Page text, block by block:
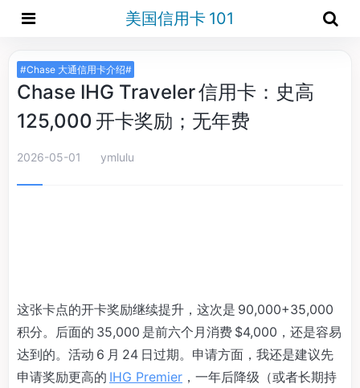
美国信用卡 101
#Chase 大通信用卡介绍#
Chase IHG Traveler 信用卡：史高
125,000 开卡奖励；无年费
2026-05-01 ymlulu
这张卡点的开卡奖励继续提升，这次是 90,000+35,000
积分。后面的 35,000 是前六个月消费 $4,000，还是容易
达到的。活动 6 月 24 日过期。申请方面，我还是建议先
申请奖励更高的 IHG Premier ，一年后降级（或者长期持